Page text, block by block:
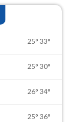
25° 33°
25° 30°
26° 34°
25° 36°